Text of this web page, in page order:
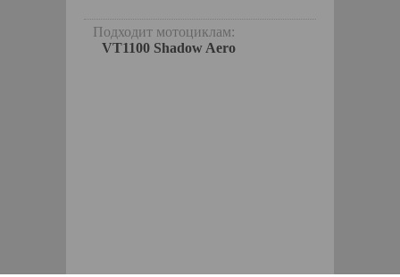
Подходит мотоциклам:
VT1100 Shadow Aero